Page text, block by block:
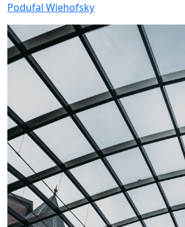
Podufal Wiehofsky